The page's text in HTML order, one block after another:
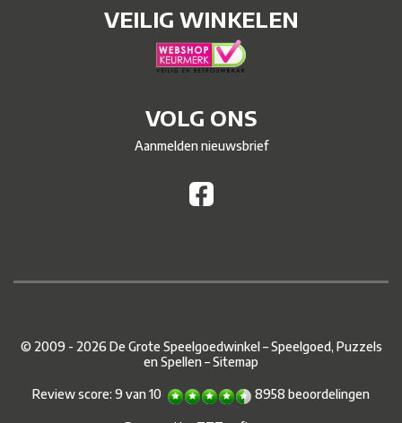
VEILIG WINKELEN
VOLG ONS
Aanmelden nieuwsbrief
© 2009 - 2026 De Grote Speelgoedwinkel – Speelgoed, Puzzels
en Spellen –Sitemap
Review score: 9 van10 8958 beoordelingen